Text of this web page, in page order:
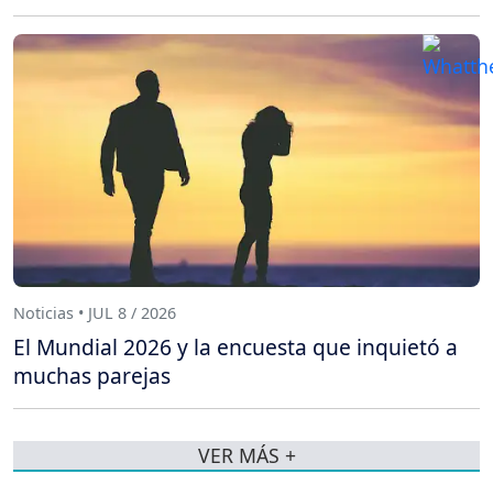
Noticias • JUL 8 / 2026
El Mundial 2026 y la encuesta que inquietó a
muchas parejas
VER MÁS +